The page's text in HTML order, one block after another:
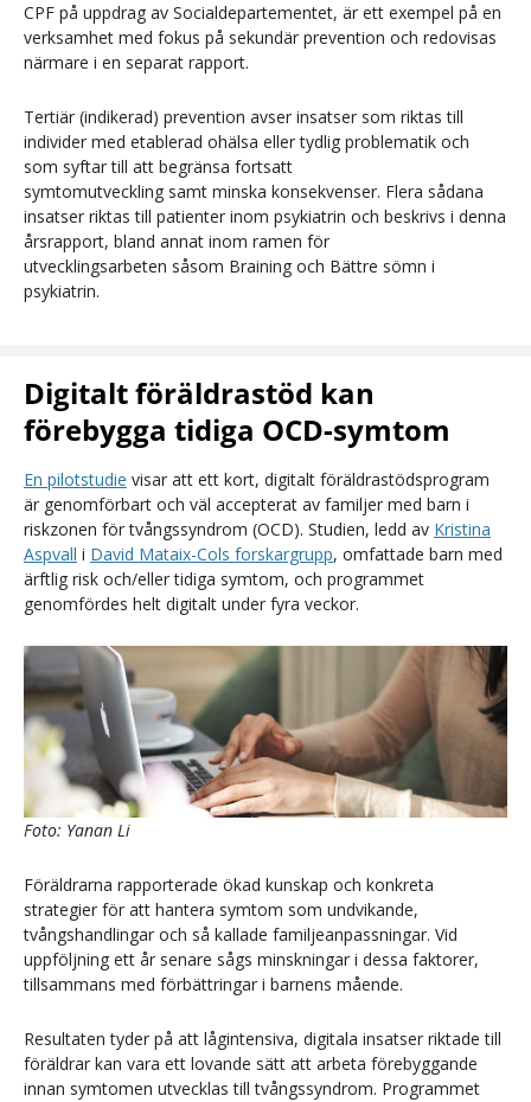
CPF på uppdrag av Socialdepartementet, är ett exempel på en
verksamhet med fokus på sekundär prevention och redovisas
närmare i en separat rapport.
Tertiär (indikerad) prevention avser insatser som riktas till
individer med etablerad ohälsa eller tydlig problematik och
som syftar till att begränsa fortsatt
symtomutveckling samt minska konsekvenser. Flera sådana
insatser riktas till patienter inom psykiatrin och beskrivs i denna
årsrapport, bland annat inom ramen för
utvecklingsarbeten såsom Braining och Bättre sömn i
psykiatrin.
Digitalt föräldrastöd kan
förebygga tidiga OCD-symtom
En pilotstudie visar att ett kort, digitalt föräldrastödsprogram
är genomförbart och väl accepterat av familjer med barn i
riskzonen för tvångssyndrom (OCD). Studien, ledd av Kristina
Aspvall i David Mataix-Cols forskargrupp, omfattade barn med
ärftlig risk och/eller tidiga symtom, och programmet
genomfördes helt digitalt under fyra veckor.
Foto: Yanan Li
Föräldrarna rapporterade ökad kunskap och konkreta
strategier för att hantera symtom som undvikande,
tvångshandlingar och så kallade familjeanpassningar. Vid
uppföljning ett år senare sågs minskningar i dessa faktorer,
tillsammans med förbättringar i barnens mående.
Resultaten tyder på att lågintensiva, digitala insatser riktade till
föräldrar kan vara ett lovande sätt att arbeta förebyggande
innan symtomen utvecklas till tvångssyndrom. Programmet